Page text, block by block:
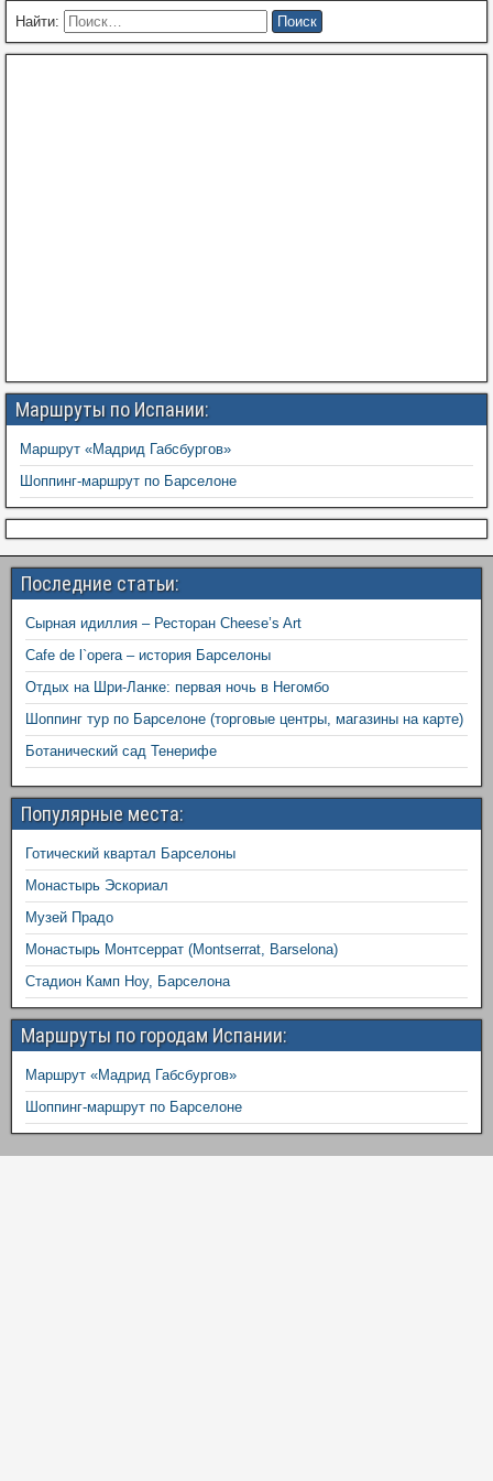
Найти:
Маршруты по Испании:
Маршрут «Мадрид Габсбургов»
Шоппинг-маршрут по Барселоне
Последние статьи:
Сырная идиллия – Ресторан Cheese’s Art
Cafe de l`opera – история Барселоны
Отдых на Шри-Ланке: первая ночь в Негомбо
Шоппинг тур по Барселоне (торговые центры, магазины на карте)
Ботанический сад Тенерифе
Популярные места:
Готический квартал Барселоны
Монастырь Эскориал
Музей Прадо
Монастырь Монтсеррат (Montserrat, Barselona)
Стадион Камп Ноу, Барселона
Маршруты по городам Испании:
Маршрут «Мадрид Габсбургов»
Шоппинг-маршрут по Барселоне